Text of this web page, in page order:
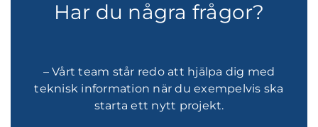
Har du några frågor?
– Vårt team står redo att hjälpa dig med
teknisk information när du exempelvis ska
starta ett nytt projekt.